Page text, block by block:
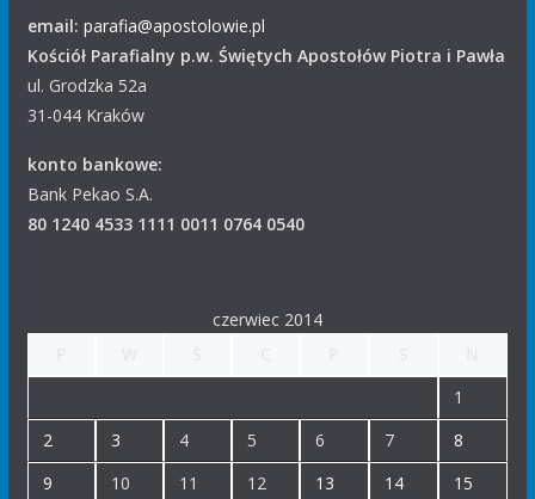
email: parafia@apostolowie.pl
Kościół Parafialny p.w. Świętych Apostołów Piotra i Pawła
ul. Grodzka 52a
31-044 Kraków
konto bankowe:
Bank Pekao S.A.
80 1240 4533 1111 0011 0764 0540
czerwiec 2014
1
2
3 4 5 6 7
8
9
10 11 12 13 14 15